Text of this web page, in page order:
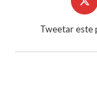
Tweetar este